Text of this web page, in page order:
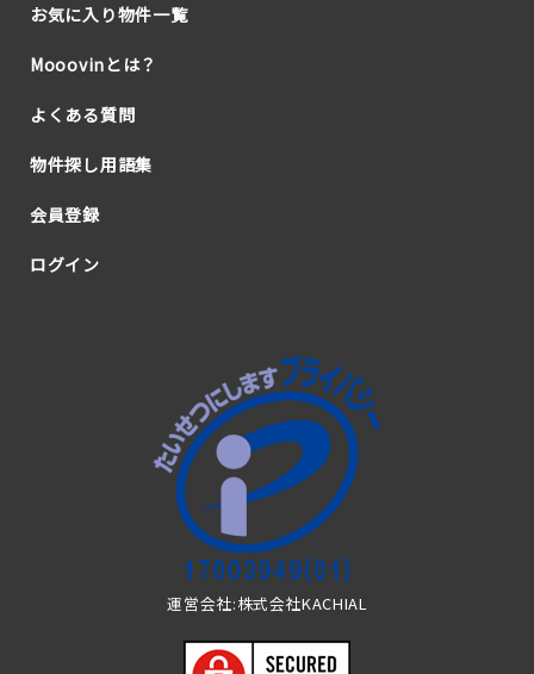
お気に入り物件一覧
Mooovinとは？
よくある質問
物件探し用語集
会員登録
ログイン
運営会社:株式会社KACHIAL